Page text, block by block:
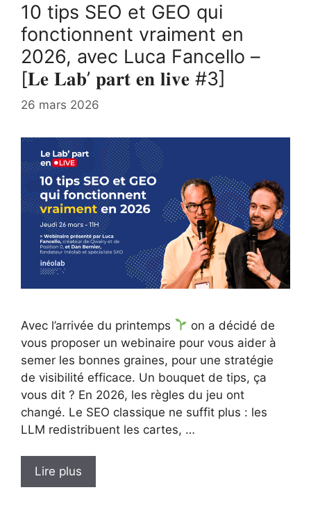
10 tips SEO et GEO qui
fonctionnent vraiment en
2026, avec Luca Fancello –
[𝐋𝐞 𝐋𝐚𝐛’ 𝐩𝐚𝐫𝐭 𝐞𝐧 𝐥𝐢𝐯𝐞 #3]
26 mars 2026
Avec l’arrivée du printemps
on a décidé de
vous proposer un webinaire pour vous aider à
semer les bonnes graines, pour une stratégie
de visibilité efficace. Un bouquet de tips, ça
vous dit ? En 2026, les règles du jeu ont
changé. Le SEO classique ne suffit plus : les
LLM redistribuent les cartes, …
Lire plus